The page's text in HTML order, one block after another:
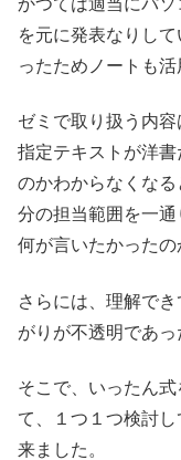
を元に発表なりし
ったためノートも活
ゼミで取り扱う内容
指定テキストが洋
のかわからなくな
分の担当範囲を一
何が言いたかったの
さらには、理解で
がりが不透明であっ
そこで、いったん
て、１つ１つ検討
来ました。